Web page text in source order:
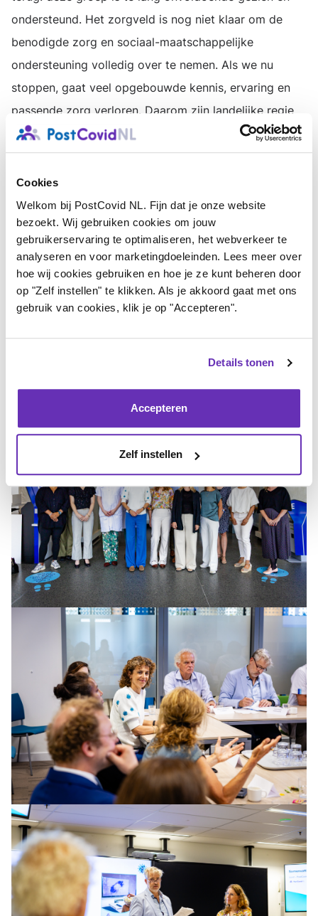
Cookies
Welkom bij PostCovid NL. Fijn dat je onze website
bezoekt. Wij gebruiken cookies om jouw
gebruikerservaring te optimaliseren, het webverkeer te
analyseren en voor marketingdoeleinden. Lees meer over
hoe wij cookies gebruiken en hoe je ze kunt beheren door
op "Zelf instellen" te klikken. Als je akkoord gaat met ons
gebruik van cookies, klik je op "Accepteren".
Details tonen
Accepteren
Zelf instellen
ondersteund. Het zorgveld is nog niet klaar om de
benodigde zorg en sociaal-maatschappelijke
ondersteuning volledig over te nemen. Als we nu
stoppen, gaat veel opgebouwde kennis, ervaring en
passende zorg verloren. Daarom zijn landelijke regie
en structurele financiering nodig.”
het expertisecentrum.